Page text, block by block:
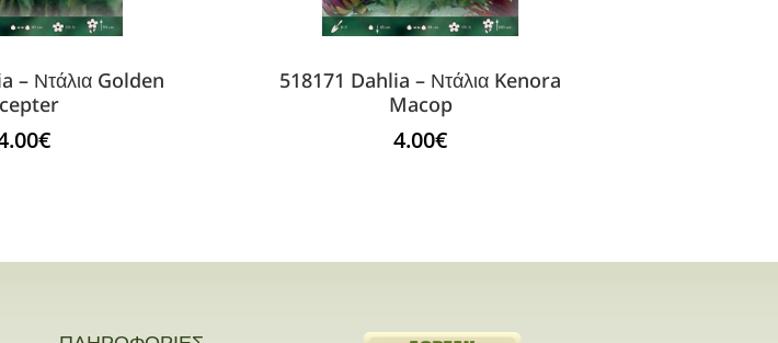
– Ντάλια Golden
€
518171 Dahlia – Ντάλια Kenora
Macop
4.00€